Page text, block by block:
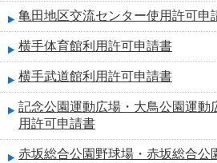
亀田地区交流センター使用許可申
横手体育館利用許可申請書
横手武道館利用許可申請書
記念公園運動広場・大鳥公園運動
用許可申請書
赤坂総合公園野球場・赤坂総合公